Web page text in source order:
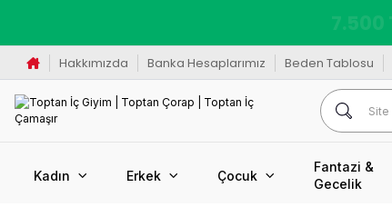
Hakkımızda Banka Hesaplarımız Beden Tablosu
Kadın Erkek Çocuk
Fantazi &
Gecelik